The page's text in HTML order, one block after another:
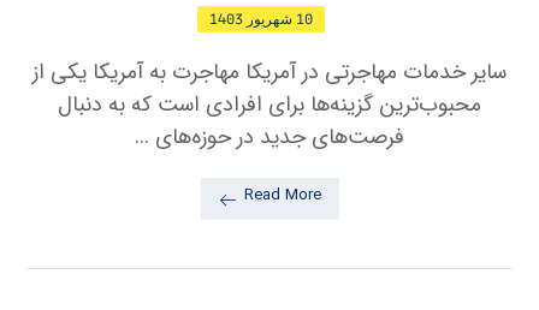
10 شهریور 1403
سایر خدمات مهاجرتی در آمریکا مهاجرت به آمریکا یکی از
محبوب‌ترین گزینه‌ها برای افرادی است که به دنبال
فرصت‌های جدید در حوزه‌های ...
Read More